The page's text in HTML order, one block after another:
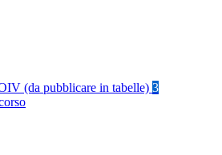
(da pubblicare in tabelle) 3